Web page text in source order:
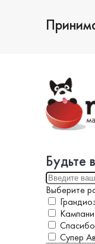
Будьте
Выберите
Супер